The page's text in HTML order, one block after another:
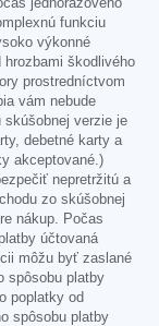
funkciu
výkonné
škodlivého
prostredníctvom
vám nebude
skúšobnej verzie je
debetné karty a
akceptované.)
nepretržitú a
zo skúšobnej
nákup. Počas
účtovaná
môžu byť zaslané
spôsobu platby
poplatky od
spôsobu platby